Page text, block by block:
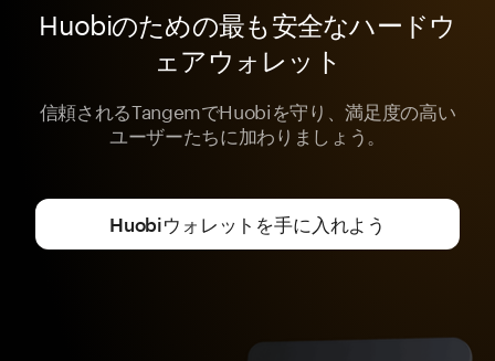
Huobiのための最も安全なハードウ
ェアウォレット
信頼されるTangemでHuobiを守り、満足度の高い
ユーザーたちに加わりましょう。
Huobiウォレットを手に入れよう